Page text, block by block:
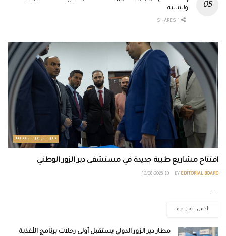
والمالية
دير الزور المدينة
افتتاح مشاريع طبية جديدة في مستشفى دير الزور الوطني
BY EDITORIAL BOARD
...
أكمل القراءة
مطار دير الزور الدولي يستقبل أولى رحلات برنامج الأغذية